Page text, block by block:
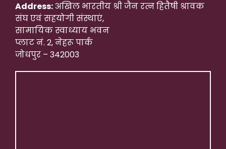
Address:अखिल भारतीय श्री जैन रत्न हितैषी श्रावक
संघ एवं सहयोगी संस्थाएं,
सामायिक स्वाध्याय भवन
प्लाट नं. 2, नेहरू पार्क
जोधपुर – 342003